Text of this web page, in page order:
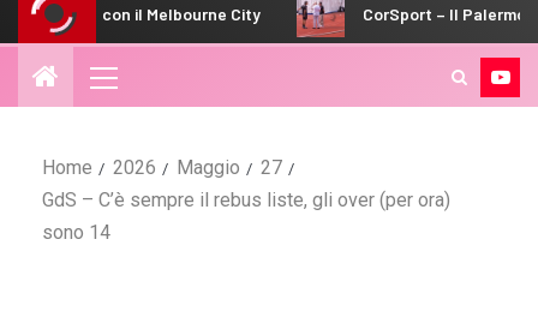
City CorSport – Il Palermo fa subito sul serio
Home 2026 Maggio
27
GdS – C’è sempre il rebus liste, gli over (per ora)
sono 14